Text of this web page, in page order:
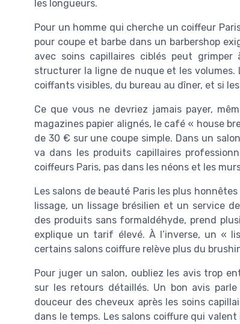
les longueurs.
Pour un homme qui cherche un coiffeur
pour coupe et barbe dans un barbershop
avec soins capillaires ciblés peut
structurer la ligne de nuque et les
coiffants visibles, du bureau au dîner, et si
Ce que vous ne devriez jamais payer,
magazines papier alignés, le café « house
de 30 € sur une coupe simple. Dans un
va dans les produits capillaires
coiffeurs Paris, pas dans les néons et les
Les salons de beauté Paris les plus
lissage, un lissage brésilien et un service
des produits sans formaldéhyde, prend
explique un tarif élevé. À l’inverse, un «
certains salons coiffure relève plus du
Pour juger un salon, oubliez les avis trop
sur les retours détaillés. Un bon avis
douceur des cheveux après les soins
dans le temps. Les salons coiffure qui